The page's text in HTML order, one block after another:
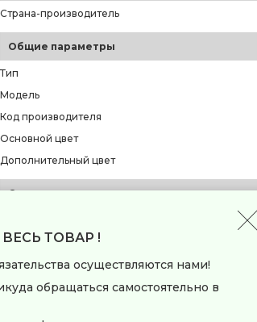
Страна-производитель
Общие параметры
Тип
Модель
Код производителя
Основной цвет
Дополнительный цвет
Основные характеристики
Мощность номинальная
Производительность
Максимальное время непрерывной работы
ТОВАР !
осуществляются нами!
обращаться самостоятельно в